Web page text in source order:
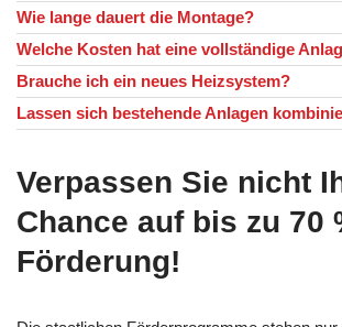
Wie lange dauert die Montage?
Welche Kosten hat eine vollständige
Brauche ich ein neues Heizsystem?
Lassen sich bestehende Anlagen
Verpassen Sie nicht
Chance auf bis zu 70
Förderung!